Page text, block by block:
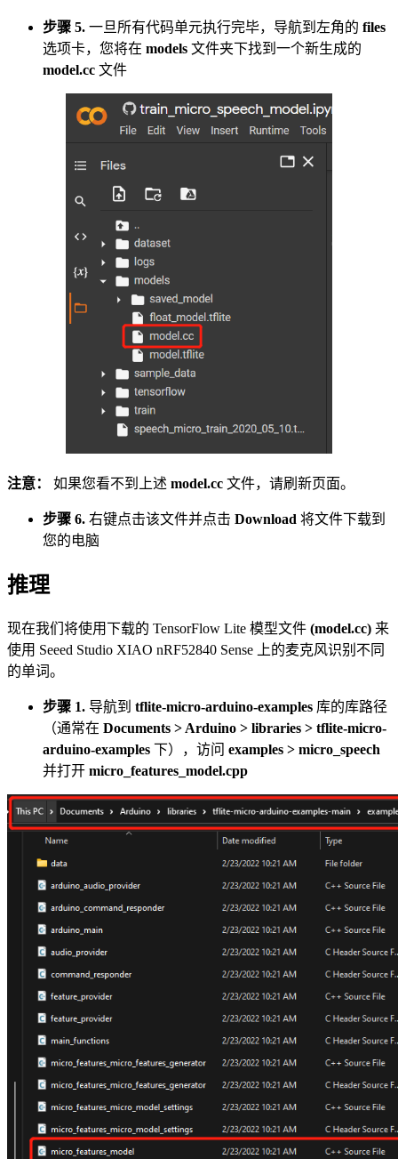
步骤 5. 一旦所有代码单元执行完毕，导航到左角的 files
选项卡，您将在 models 文件夹下找到一个新生成的
model.cc 文件
注意： 如果您看不到上述 model.cc 文件，请刷新页面。
步骤 6. 右键点击该文件并点击 Download 将文件下载到
您的电脑
推理
现在我们将使用下载的 TensorFlow Lite 模型文件 (model.cc) 来
使用 Seeed Studio XIAO nRF52840 Sense 上的麦克风识别不同
的单词。
步骤 1. 导航到 tflite-micro-arduino-examples 库的库路径
（通常在 Documents > Arduino > libraries > tflite-micro-
arduino-examples 下），访问 examples > micro_speech
并打开 micro_features_model.cpp